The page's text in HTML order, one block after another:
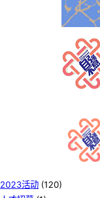
2023活动 (120)